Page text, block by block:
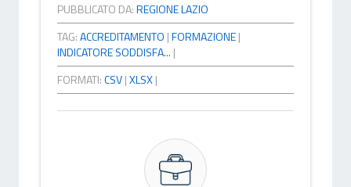
PUBBLICATO DA:REGIONE LAZIO
TAG:ACCREDITAMENTO |FORMAZIONE|
INDICATORE SODDISFA... |
FORMATI:CSV|XLSX|